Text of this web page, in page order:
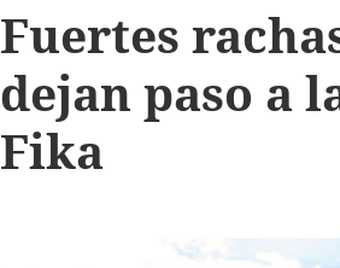
Fuertes
dejan paso a
Fika